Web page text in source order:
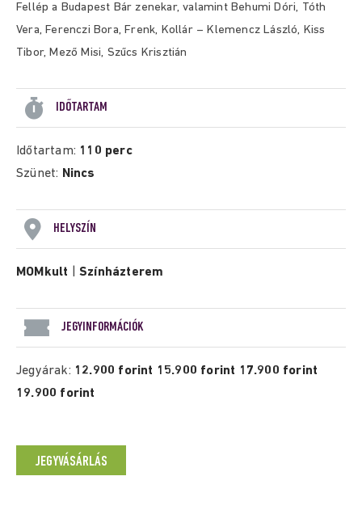
Fellép a Budapest Bár zenekar, valamint Behumi Dóri, Tóth
Vera, Ferenczi Bora, Frenk, Kollár – Klemencz László, Kiss
Tibor, Mező Misi, Szűcs Krisztián
IDŐTARTAM
Időtartam: 110 perc
Szünet: Nincs
HELYSZÍN
MOMkult |Színházterem
JEGYINFORMÁCIÓK
Jegyárak: 12.900 forint 15.900 forint 17.900 forint
19.900 forint
JEGYVÁSÁRLÁS